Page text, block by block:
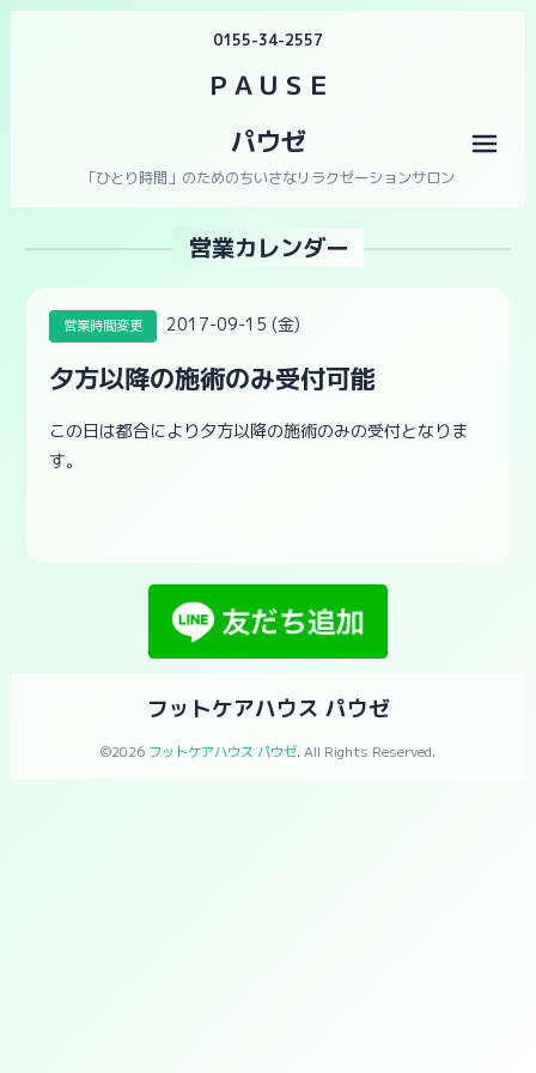
0155-34-2557
ＰＡＵＳＥ
パウゼ
「ひとり時間」のためのちいさなリラクゼーションサロン
営業カレンダー
営業時間変更 2017-09-15 (金)
夕方以降の施術のみ受付可能
この日は都合により夕方以降の施術のみの受付となりま
す。
フットケアハウス パウゼ
©2026 フットケアハウス パウゼ. All Rights Reserved.